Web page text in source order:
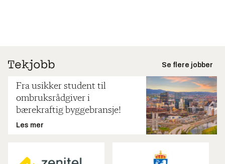
Se flere jobber
Fra usikker student til
ombruksrådgiver i
bærekraftig byggebransje!
Les mer